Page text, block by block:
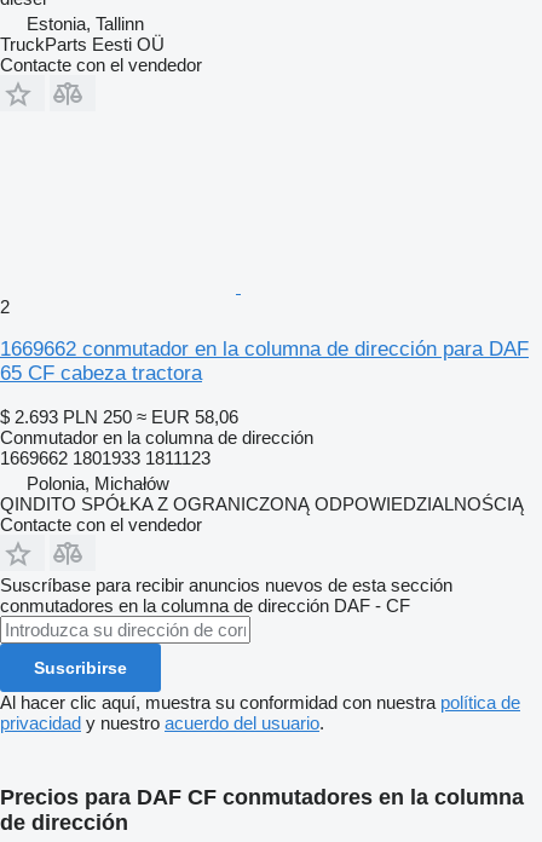
Estonia, Tallinn
TruckParts Eesti OÜ
Contacte con el vendedor
2
1669662 conmutador en la columna de dirección para DAF
65 CF cabeza tractora
$ 2.693 PLN 250 ≈ EUR 58,06
Conmutador en la columna de dirección
1669662 1801933 1811123
Polonia, Michałów
QINDITO SPÓŁKA Z OGRANICZONĄ ODPOWIEDZIALNOŚCIĄ
Contacte con el vendedor
Suscríbase para recibir anuncios nuevos de esta sección
conmutadores en la columna de dirección DAF - CF
Suscribirse
Al hacer clic aquí, muestra su conformidad con nuestra política de
privacidad y nuestro acuerdo del usuario.
Precios para DAF CF conmutadores en la columna
de dirección